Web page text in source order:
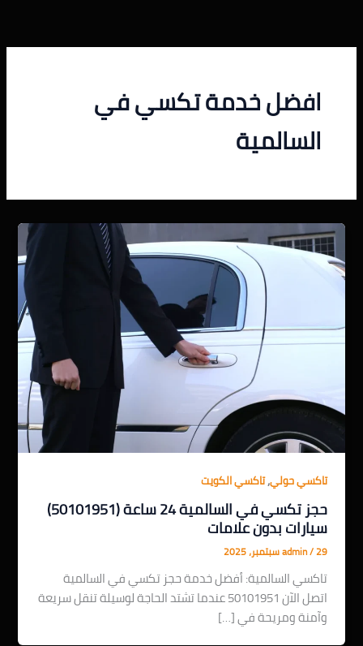
المحتوى
افضل خدمة تكسي في
السالمية
تاكسي حولي,تاكسي الكويت
حجز تكسي في السالمية 24 ساعة (50101951)
سيارات بدون علامات
admin/29 سبتمبر، 2025
تاكسي السالمية: أفضل خدمة حجز تكسي في السالمية
اتصل الآن 50101951 عندما تشتد الحاجة لوسيلة تنقل سريعة
وآمنة ومريحة في […]